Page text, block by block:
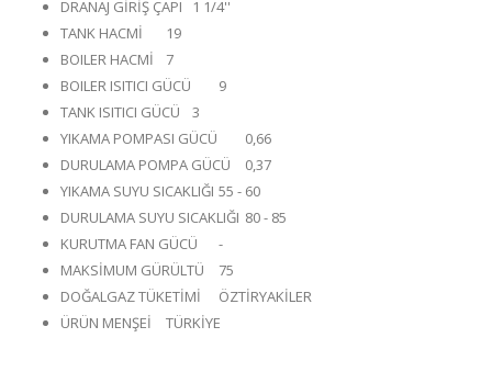
DRANAJ GİRİŞ ÇAPI
1 1/4''
TANK HACMİ
19
BOILER HACMİ
7
BOILER ISITICI GÜCÜ
9
TANK ISITICI GÜCÜ
3
YIKAMA POMPASI GÜCÜ
0,66
DURULAMA POMPA GÜCÜ
0,37
YIKAMA SUYU SICAKLIĞI 55 - 60
DURULAMA SUYU SICAKLIĞI 80 - 85
KURUTMA FAN GÜCÜ
-
MAKSİMUM GÜRÜLTÜ
75
DOĞALGAZ TÜKETİMİ
ÖZTİRYAKİLER
ÜRÜN MENŞEİ
TÜRKİYE